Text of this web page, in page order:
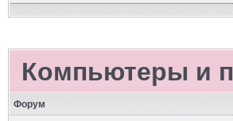
Компьютеры и
Форум